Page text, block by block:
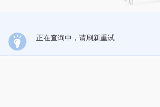
正在查询中，请刷新重试